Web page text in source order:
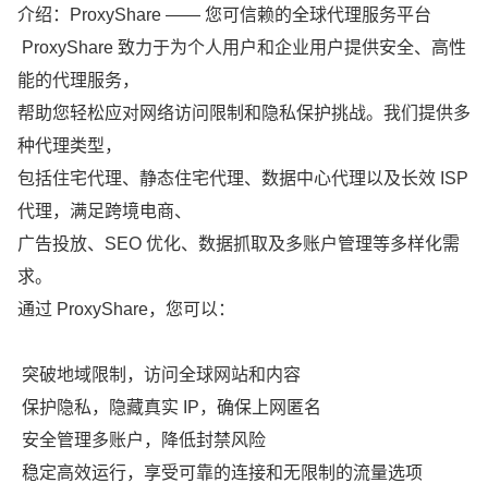
介绍：ProxyShare —— 您可信赖的全球代理服务平台
ProxyShare 致力于为个人用户和企业用户提供安全、高性
能的代理服务，
帮助您轻松应对网络访问限制和隐私保护挑战。我们提供多
种代理类型，
包括住宅代理、静态住宅代理、数据中心代理以及长效 ISP
代理，满足跨境电商、
广告投放、SEO 优化、数据抓取及多账户管理等多样化需
求。
通过 ProxyShare，您可以：
突破地域限制，访问全球网站和内容
保护隐私，隐藏真实 IP，确保上网匿名
安全管理多账户，降低封禁风险
稳定高效运行，享受可靠的连接和无限制的流量选项